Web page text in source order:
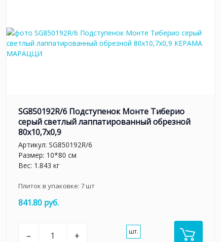
SG850192R/6 Подступенок Монте Тиберио
серый светлый лаппатированный обрезной
80x10,7x0,9
Артикул: SG850192R/6
Размер: 10*80 см
Вес: 1.843 кг
Плиток в упаковке: 7шт
841.80 руб.
– + шт.